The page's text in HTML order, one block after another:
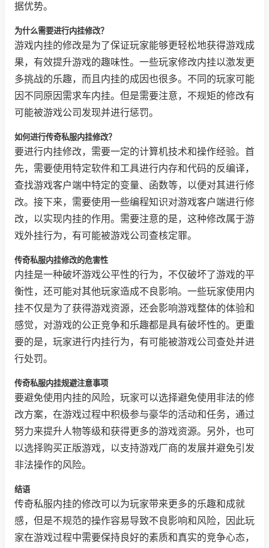
据优势。
为什么需要进行内挂修改？
游戏内挂的修改是为了保证玩家能够更轻松地获得游戏成
果，有效提升游戏的趣味性。一些玩家修改内挂以激发更
多挑战的乐趣，而且内挂的成因也很多。不同的玩家可能
因不同原因需求车内挂。但是需要注意，不规矩的修改有
可能被游戏公司发现并进行惩罚。
如何进行传奇私服内挂修改？
要进行内挂修改，需要一定的计算机技术和操作经验。首
先，需要使用特定软件和工具进行内存和代码的反编译，
查找游戏客户端中特定的变量、函数等，以便对其进行修
改。接下来，需要使用一些编程知识对游戏客户端进行修
改，以实现内挂的作用。需要注意的是，这种修改属于游
戏外挂行为，有可能被游戏公司查核定罪。
传奇私服内挂修改的危害性
内挂是一种破坏游戏公平性的行为，不仅破坏了游戏的平
衡性，还可能对其他玩家造成不良影响。一些玩家使用内
挂不仅是为了获得游戏资源，还会影响游戏整体的体验和
感觉，对游戏的公正竞争和乐趣都是具有破坏性的。更重
要的是，玩家进行内挂行为，有可能被游戏公司查处并进
行处罚。
传奇私服内挂规避注意事项
要避免使用内挂的风险，玩家可以选择避免使用非法的修
改方案，在游戏过程中积极参与豪华的活动和任务，通过
努力来提升人物等级和获得更多的游戏资源。另外，也可
以选择购买正版游戏，以支持游戏厂商的发展并避免引发
非法操作的风险。
结语
传奇私服内挂的修改可以为玩家带来更多的乐趣和成就
感，但是不规范的操作容易导致不良影响和风险，因此玩
家在游戏过程中需要保持良好的素质和真实的竞争心态，